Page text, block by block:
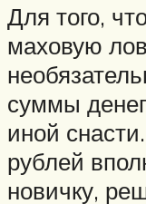
Для того,
маховую
суммы
иной
рублей
новичку,